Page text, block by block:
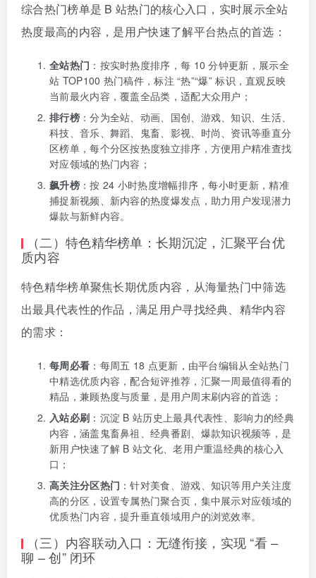
综合热门榜单是 B 站热门的核心入口，实时展示全站
热度最高的内容，是用户快速了解平台热点的首选：
全站热门 ：按实时热度排序，每 10 分钟更新，展示全
站 TOP100 热门稿件，标注 “热”“爆” 标识，直观反映
当前最火内容，覆盖全品类，适配大众用户；
排行榜：分为全站、动画、国创、游戏、知识、生活、
科技、音乐、舞蹈、鬼畜、影视、时尚、资讯等垂直分
区榜单，每个分区按热度独立排序，方便用户精准查找
对应领域的热门内容；
飙升榜：按 24 小时热度增幅排序，每小时更新，精准
捕捉新视频、新内容的热度爆发点，助力用户发现潜力
爆款与新鲜内容。
（二）特色精华榜单：长期沉淀，汇聚平台优
质内容
特色精华榜单聚焦长期优质内容，从海量热门中筛选
出最具代表性的作品，满足用户寻找经典、精华内容
的需求：
每周必看 ：每周五 18 点更新，由平台编辑从全站热门
中精选优质内容，配合短评推荐，汇聚一周最值得看的
精品，兼顾热度与质量，是用户周末刷内容的首选；
入站必刷 ：沉淀 B 站历史上最具代表性、影响力的经典
内容，涵盖鬼畜鼻祖、经典番剧、爆款知识视频等，是
新用户快速了解 B 站文化、老用户重温经典的核心入
口；
高关注分区热门 ：针对美食、游戏、知识等用户关注度
高的分区，设置专属热门聚合页，集中展示对应领域的
优质热门内容，提升垂直领域用户的浏览效率。
（三）内容联动入口：无缝衔接，实现 “看 –
聊 – 创” 闭环